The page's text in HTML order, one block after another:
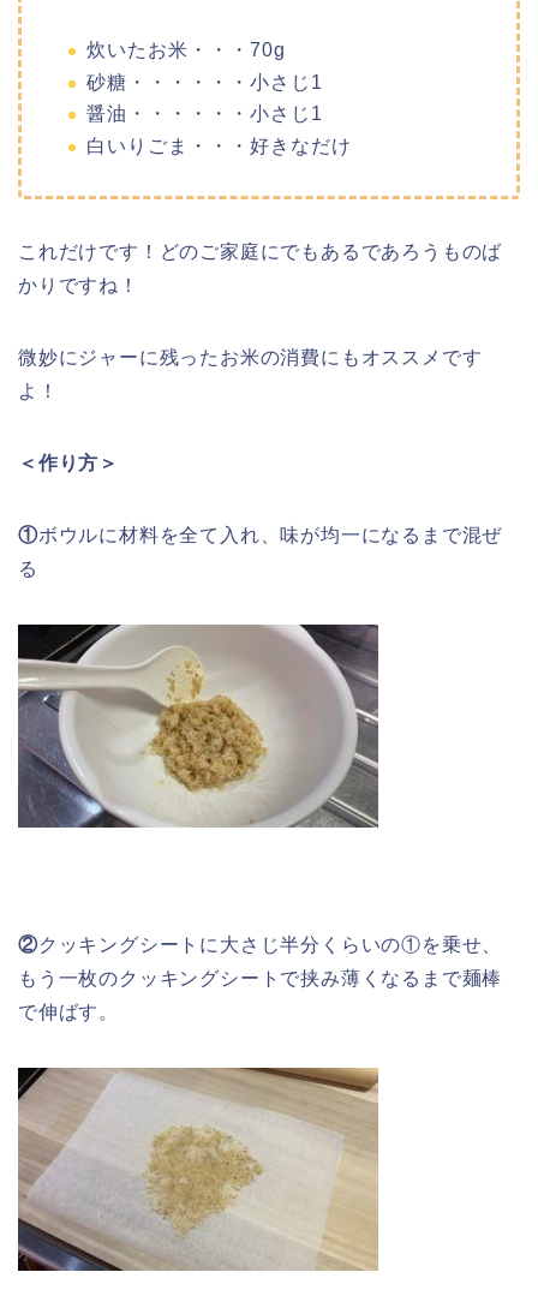
炊いたお米・・・70g
砂糖・・・・・・小さじ1
醤油・・・・・・小さじ1
白いりごま・・・好きなだけ
これだけです！どのご家庭にでもあるであろうものば
かりですね！
微妙にジャーに残ったお米の消費にもオススメです
よ！
＜作り方＞
①ボウルに材料を全て入れ、味が均一になるまで混ぜ
る
②クッキングシートに大さじ半分くらいの①を乗せ、
もう一枚のクッキングシートで挟み薄くなるまで麺棒
で伸ばす。